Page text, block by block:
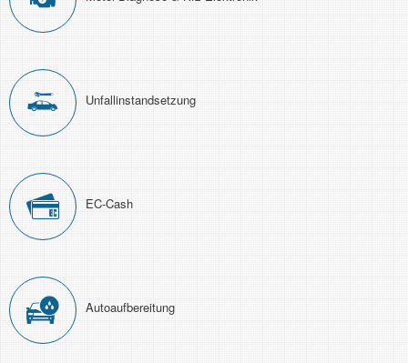
Unfall­instand­setzung
EC-Cash
Auto­aufbereitung